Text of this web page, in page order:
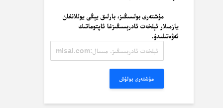
مۇشتەرى بولسىڭىز، بارلىق يېڭى يوللانغان
يازمىلار ئېلخەت ئادرېسىڭىزغا ئاپتوماتىك
ئەۋەتىلىدۇ.
ئادرېسىڭىز.
مۇشتەرى بولۇش